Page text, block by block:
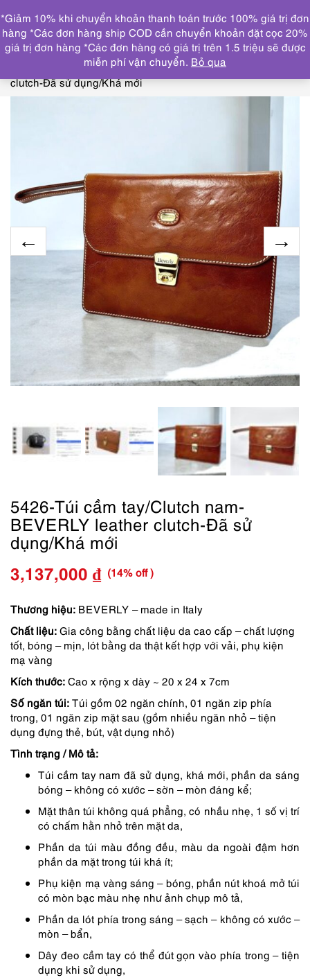
DANH MỤC
Trang chủ THƯƠNG HIỆU NỔI BẬT
OTHERS
5426-Túi cầm tay/Clutch nam-BEVERLY leather
clutch-Đã sử dụng/Khá mới
5426-Túi cầm tay/Clutch nam-
BEVERLY leather clutch-Đã sử
dụng/Khá mới
Giá
gốc
là:
3,690,000 ₫.
3,137,000 ₫
Giá
hiện
tại
3,137,000 ₫.
(14% off )
Thương hiệu: BEVERLY – made in Italy
Chất liệu: Gia công bằng chất liệu da cao cấp – chất lượng
tốt, bóng – mịn, lót bằng da thật kết hợp với vải, phụ kiện
mạ vàng
Kích thước: Cao x rộng x dày ~ 20 x 24 x 7cm
Số ngăn túi: Túi gồm 02 ngăn chính, 01 ngăn zip phía
trong, 01 ngăn zip mặt sau (gồm nhiều ngăn nhỏ – tiện
dụng đựng thẻ, bút, vật dụng nhỏ)
Tình trạng / Mô tả:
Túi cầm tay nam đã sử dụng, khá mới, phần da sáng
bóng – không có xước – sờn – mòn đáng kể;
Mặt thân túi không quá phẳng, có nhầu nhẹ, 1 số vị trí
có chấm hằn nhỏ trên mặt da,
Phần da túi màu đồng đều, màu da ngoài đậm hơn
phần da mặt trong túi khá ít;
Phụ kiện mạ vàng sáng – bóng, phần nút khoá mở túi
có mòn bạc màu nhẹ như ảnh chụp mô tả,
Phần da lót phía trong sáng – sạch – không có xước –
mòn – bẩn,
Dây đeo cầm tay có thể đút gọn vào phía trong – tiện
dụng khi sử dụng,
*Giảm 10% khi chuyển khoản thanh toán trước 100% giá trị đơn
hàng *Các đơn hàng ship COD cần chuyển khoản đặt cọc 20%
giá trị đơn hàng *Các đơn hàng có giá trị trên 1.5 triệu sẽ được
miễn phí vận chuyển. Bỏ qua